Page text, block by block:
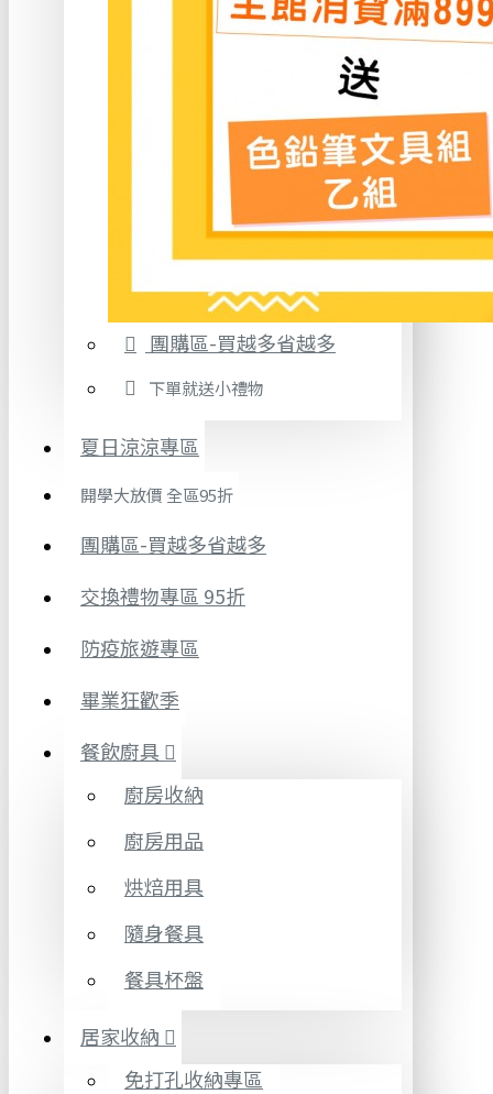
團購區-買越多省越多
下單就送小禮物
夏日涼涼專區
開學大放價 全區95折
團購區-買越多省越多
交換禮物專區 95折
防疫旅遊專區
畢業狂歡季
餐飲廚具
廚房收納
廚房用品
烘焙用具
隨身餐具
餐具杯盤
居家收納
免打孔收納專區